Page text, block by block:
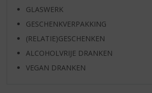
GLASWERK
GESCHENKVERPAKKING
(RELATIE)GESCHENKEN
ALCOHOLVRIJE DRANKEN
VEGAN DRANKEN